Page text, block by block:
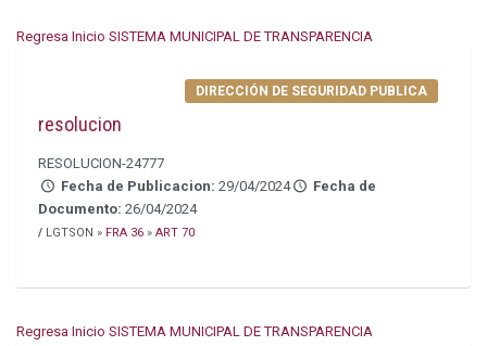
Regresa Inicio SISTEMA MUNICIPAL DE TRANSPARENCIA
DIRECCIÓN DE SEGURIDAD PUBLICA
resolucion
RESOLUCION-24777
Fecha de Publicacion:29/04/2024
Fecha de
Documento: 26/04/2024
/ LGTSON » FRA 36 » ART 70
Regresa Inicio SISTEMA MUNICIPAL DE TRANSPARENCIA